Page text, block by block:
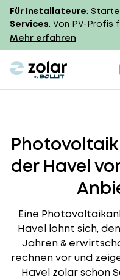
Für Installateure:
Services. Von PV-Profis
Mehr erfahren
zolar logo
der Havel
Eine
Havel lohnt sich,
Jahren &
rechnen vor und
Havel zolar schon